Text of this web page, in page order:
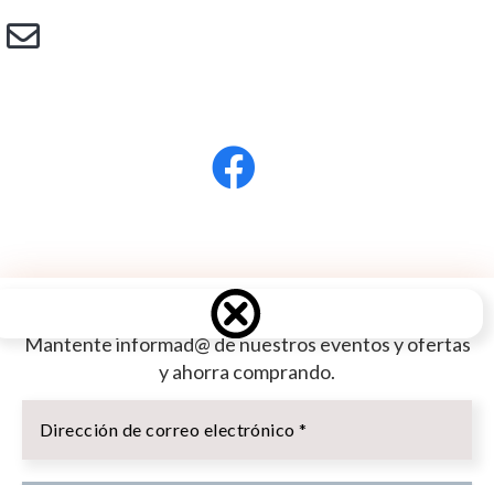
Mantente informad@ de nuestros eventos y ofertas
y ahorra comprando.
de
experiencia más relevante grabando sus preferencias y